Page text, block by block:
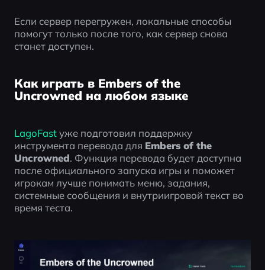
Если сервер перегружен, локальные способы
помогут только после того, как сервер снова
станет доступен.
Как играть в Embers of the
Uncrowned на любом языке
LagoFast уже подготовил поддержку
инструмента перевода для Embers of the
Uncrowned. Функция перевода будет доступна
после официального запуска игры и поможет
игрокам лучше понимать меню, задания,
системные сообщения и внутриигровой текст во
время теста.